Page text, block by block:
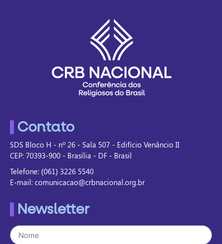
Contato
SDS Bloco H - nº 26 - Sala 507 - Edifício Venâncio II
CEP: 70393-900 - Brasília - DF - Brasil
Telefone: (061) 3226 5540
E-mail: comunicacao@crbnacional.org.br
Newsletter